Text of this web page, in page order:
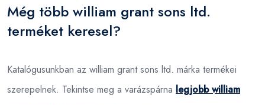
Még több william grant sons ltd.
terméket keresel?
Katalógusunkban az william grant sons ltd. márka termékei
szerepelnek. Tekintse meg a varázspárna legjobb william